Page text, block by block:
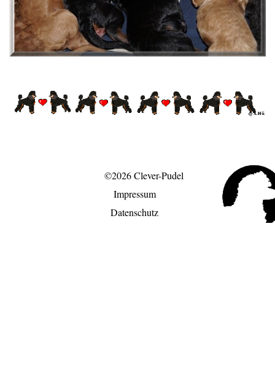
©2026 Clever-Pudel
Impressum
Datenschutz